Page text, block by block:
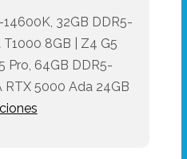
32GB DDR5-
8GB | Z4 G5
Pro, 64GB DDR5-
RTX 5000 Ada 24GB